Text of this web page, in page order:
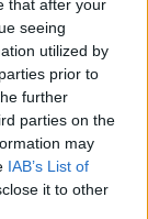
that after your
seeing
utilized by
prior to
further
parties on the
may
IAB’s List of
it to other
di Arezzo.
intitolato al
dai terroristi, si
della scuola
Cortona,
corona al
sarà